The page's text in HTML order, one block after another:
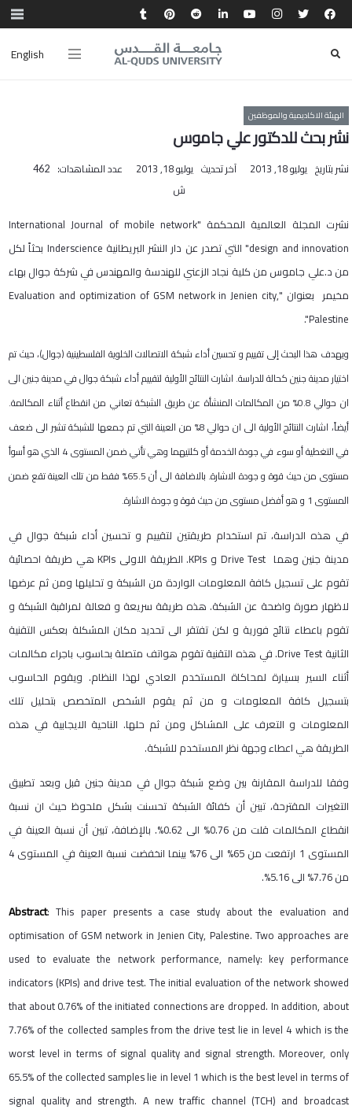
English
الهيئة الاكاديمية والموظفين
نشر بحث للدكتور علي جاموس
نشر بتاريخ يوليو 18, 2013 آخر تحديث يوليو 18, 2013 عدد المشاهدات: 462
ش
نشرت المجلة العالمية المحكمة "International Journal of mobile network
design and innovation" التي تصدر عن دار النشر البريطانية Inderscience بحثاً لكل
من د.علي جاموس من كلية نجاد الزعني للهندسة والمهندس في شركة جوال بهاء
مخيمر بعنوان "Evaluation and optimization of GSM network in Jenien city,
Palestine
".
ويهدف هذا البحث إلى تقييم و تحسين أداء شبكة الاتصالات الخلوية الفلسطينية (جوال)، حيث تم
اختيار مدينة جنين كحالة للدراسة. اشارت النتائج الأولية لتقييم أداء شبكة جوال في مدينة جنين الى
ان حوالي 0.8% من المكالمات المنشأة عن طريق الشبكة تعاني من انقطاع أثناء المكالمة.
أيضاً، اشارت النتائج الأولية الى ان حوالي 8% من العينة التي تم جمعها للشبكة تشير الى ضعف
في التغطية أو سوء في جودة الخدمة أو كلتيهما وهي تأتي ضمن المستوى 4 الذي هو أسوأ
مستوى من حيث قوة و جودة الاشارة. بالاضافة الى أن 65.5% فقط من تلك العينة تقع ضمن
المستوى 1 و هو أفضل مستوى من حيث قوة و جودة الاشارة.
في هذه الدراسة، تم استخدام طريقتين لتقييم و تحسين أداء شبكة جوال في
مدينة جنين وهما Drive Test و KPIs. الطريقة الاولى KPIsهي طريقة احصائية
تقوم على تسجيل كافة المعلومات الواردة من الشبكة و تحليلها ومن ثم عرضها
لاظهار صورة واضحة عن الشبكة. هذه طريقة سريعة و فعالة لمراقبة الشبكة و
تقوم باعطاء نتائج فورية و لكن تفتقر الى تحديد مكان المشكلة بعكس التقنية
الثانية Drive Test. في هذه التقنية تقوم هواتف متصلة بحاسوب باجراء مكالمات
أثناء السير بسيارة لمحاكاة المستخدم العادي لهذا النظام. ويقوم الحاسوب
بتسجيل كافة المعلومات و من ثم يقوم الشخص المتخصص بتحليل تلك
المعلومات و التعرف على المشاكل ومن ثم حلها. الناحية الايجابية في هذه
الطريقة هي اعطاء وجهة نظر المستخدم للشبكة.
وفقا للدراسة المقارنة بين وضع شبكة جوال في مدينة جنين قبل وبعد تطبيق
التغيرات المقترحة، تبين أن كفائة الشبكة تحسنت بشكل ملحوظ حيث ان نسبة
انقطاع المكالمات قلت من 0.76% الى 0.62%. بالإضافة، تبين أن نسبة العينة في
المستوى 1 ارتفعت من 65% الى 76% بينما انخفضت نسبة العينة في المستوى 4
من 7.76% الى 5.16%.
Abstract: This paper presents a case study about the evaluation and
optimisation of GSM network in Jenien City, Palestine. Two approaches are
used to evaluate the network performance, namely: key performance
indicators (KPIs) and drive test. The initial evaluation of the network showed
that about 0.76% of the initiated connections are dropped. In addition, about
7.76% of the collected samples from the drive test lie in level 4 which is the
worst level in terms of signal quality and signal strength. Moreover, only
65.5% of the collected samples lie in level 1 which is the best level in terms of
signal quality and strength. A new traffic channel (TCH) and broadcast